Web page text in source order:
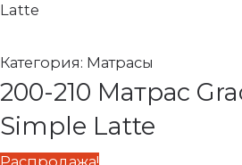
Latte
Категория: Матрасы
200-210 Матрас
Simple Latte